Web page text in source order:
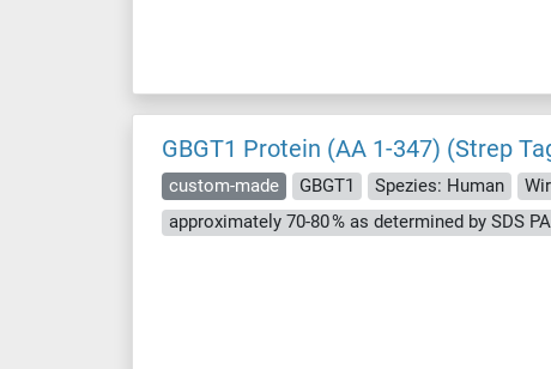
GBGT1 Protein (AA 1-347) (Strep
custom-made GBGT1 Spezies: Human